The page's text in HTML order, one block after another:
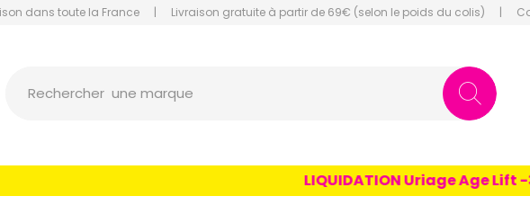
dans toute la France | Livraison gratuite à partir de 69€ (selon le poids du colis) |
Rechercher un conseil
une marque
LIQUIDATION Uriage Age Lift -30%